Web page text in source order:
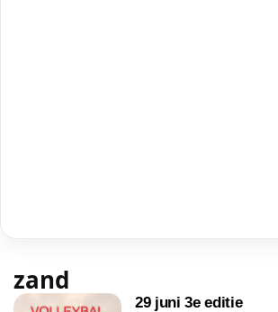
zand
29 juni 3e editie